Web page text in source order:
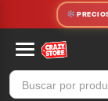
contenido